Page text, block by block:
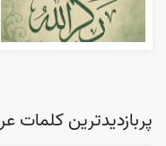
پربازدیدترین کلمات